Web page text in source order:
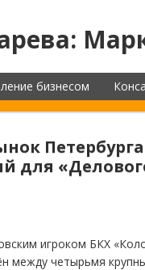
бизнесом
для
игроком БКХ
между четырьмя